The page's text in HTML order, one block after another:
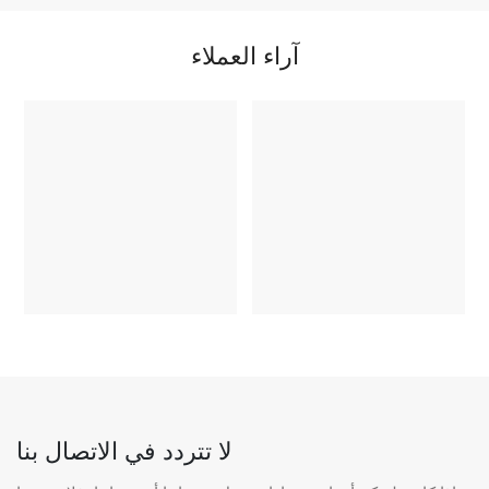
آراء العملاء
لا تتردد في الاتصال بنا